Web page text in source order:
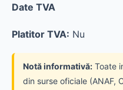
Date TVA
Platitor TVA: Nu
Notă informativă: Toate
din surse oficiale (ANAF,